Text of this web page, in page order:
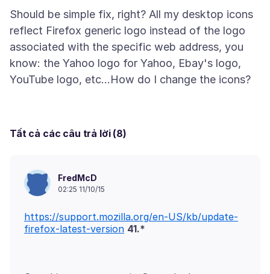
Should be simple fix, right? All my desktop icons
reflect Firefox generic logo instead of the logo
associated with the specific web address, you
know: the Yahoo logo for Yahoo, Ebay's logo,
Tất cả các câu trả lời (8)
FredMcD
02:25 11/10/15
https://support.mozilla.org/en-US/kb/update-
firefox-latest-version 41.*